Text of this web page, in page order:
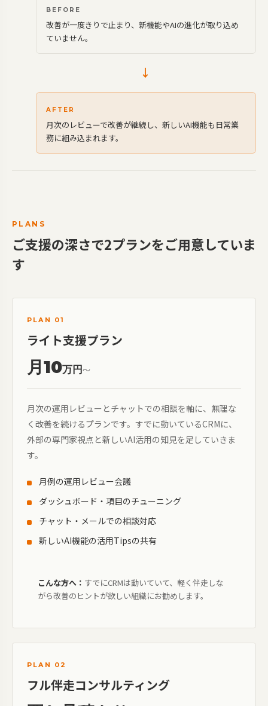
BEFORE
改善が一度きりで止まり、新機能やAIの進化が取り込め
ていません。
→
AFTER
月次のレビューで改善が継続し、新しいAI機能も日常業
務に組み込まれます。
PLANS
ご支援の深さで2プランをご用意していま
す
PLAN 01
ライト支援プラン
月10万円〜
月次の運用レビューとチャットでの相談を軸に、無理な
く改善を続けるプランです。すでに動いているCRMに、
外部の専門家視点と新しいAI活用の知見を足していきま
す。
月例の運用レビュー会議
ダッシュボード・項目のチューニング
チャット・メールでの相談対応
新しいAI機能の活用Tipsの共有
こんな方へ： すでにCRMは動いていて、軽く伴走しな
がら改善のヒントが欲しい組織にお勧めします。
PLAN 02
フル伴走コンサルティング